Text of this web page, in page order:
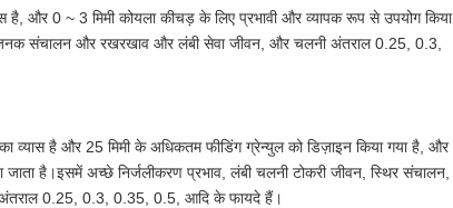
है, और 0 ~ 3 मिमी कोयला कीचड़ के लिए प्रभावी और व्यापक रूप से उपयोग किया
संचालन और रखरखाव और लंबी सेवा जीवन, और चलनी अंतराल 0.25, 0.3,
व्यास है और 25 मिमी के अधिकतम फीडिंग ग्रेन्युल को डिज़ाइन किया गया है, और
है।इसमें अच्छे निर्जलीकरण प्रभाव, लंबी चलनी टोकरी जीवन, स्थिर संचालन,
0.25, 0.3, 0.35, 0.5, आदि के फायदे हैं।